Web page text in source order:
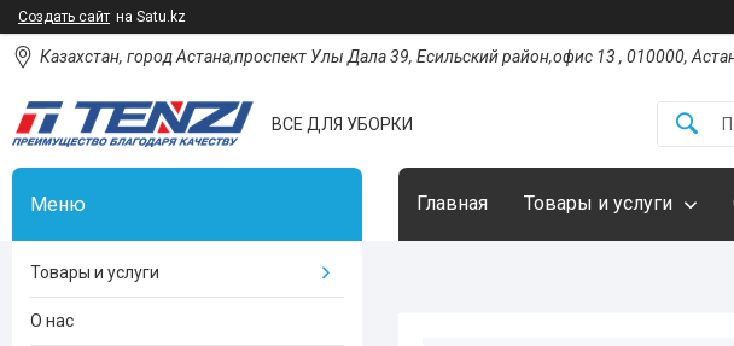
Создать сайт на Satu.kz
Казахстан, город Астана,проспект Улы Дала 39, Есильский район,офис 13 , 010000,
ВСЕ ДЛЯ УБОРКИ
Главная Товары и услуги
Товары и услуги
О нас